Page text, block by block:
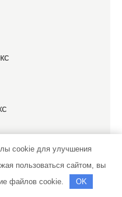
cookie для улучшения
пользоваться сайтом, вы
файлов cookie.
OK